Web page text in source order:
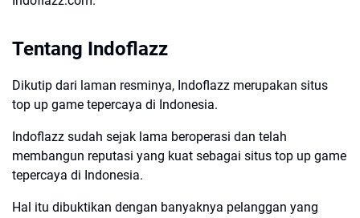
Tentang Indoflazz
Dikutip dari laman resminya, Indoflazz merupakan situs
top up game tepercaya di Indonesia.
Indoflazz sudah sejak lama beroperasi dan telah
membangun reputasi yang kuat sebagai situs top up game
tepercaya di Indonesia.
Hal itu dibuktikan dengan banyaknya pelanggan yang